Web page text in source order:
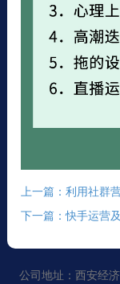
上一篇：利用社群
下一篇：快手运营
公司地址：西安经